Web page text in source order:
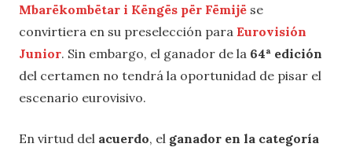
Mbarëkombëtar i Këngës për Fëmijë se
convirtiera en su preselección para Eurovisión
Junior. Sin embargo, el ganador de la 64ª edición
del certamen no tendrá la oportunidad de pisar el
escenario eurovisivo.
En virtud del acuerdo, el ganador en la categoría